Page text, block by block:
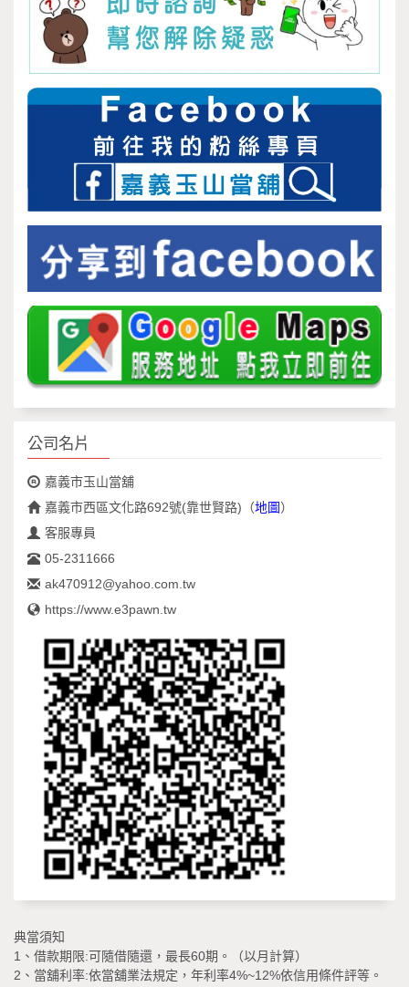
公司名片
嘉義市玉山當舖
嘉義市西區文化路692號(靠世賢路) （地圖）
客服專員
05-2311666
ak470912@yahoo.com.tw
https://www.e3pawn.tw
典當須知
1、借款期限:可隨借隨還，最長60期。（以月計算）
2、當舖利率:依當舖業法規定，年利率4%~12%依信用條件評等。